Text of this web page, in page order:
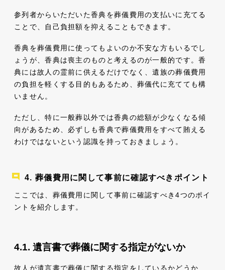
参列者からいただいた香典を葬儀費用の支払いに充てる
ことで、自己負担額を抑えることもできます。
香典を葬儀費用に使ってもよいのか不安な方もいるでし
ょうが、香典は喪主のものと考えるのが一般的です。香
典には故人の霊前に供えるだけでなく、遺族の葬儀費用
の負担を軽くする目的もあるため、葬儀代に充てても構
いません。
ただし、特に一般葬以外では香典の総額が少なくなる傾
向があるため、必ずしも香典で葬儀費用をすべて賄える
わけではないという認識を持っておきましょう。
葬儀費用に関して事前に確認すべきポイント
ここでは、葬儀費用に関して事前に確認すべき4つのポイ
ントを紹介します。
遺言書で葬儀に関する指定がないか
故人が遺言書で葬儀に関する指定をしているかどうか